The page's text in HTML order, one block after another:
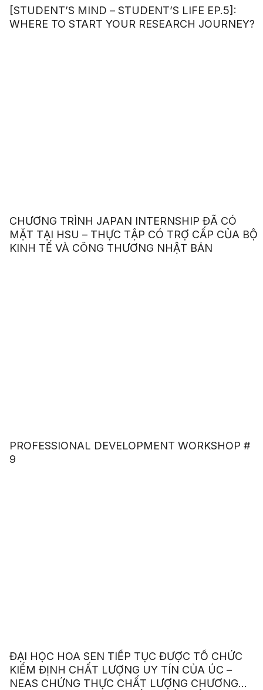
[STUDENT’S MIND – STUDENT’S LIFE EP.5]:
WHERE TO START YOUR RESEARCH JOURNEY?
CHƯƠNG TRÌNH JAPAN INTERNSHIP ĐÃ CÓ
MẶT TẠI HSU – THỰC TẬP CÓ TRỢ CẤP CỦA BỘ
KINH TẾ VÀ CÔNG THƯƠNG NHẬT BẢN
PROFESSIONAL DEVELOPMENT WORKSHOP #
9
ĐẠI HỌC HOA SEN TIẾP TỤC ĐƯỢC TỔ CHỨC
KIỂM ĐỊNH CHẤT LƯỢNG UY TÍN CỦA ÚC –
NEAS CHỨNG THỰC CHẤT LƯỢNG CHƯƠNG